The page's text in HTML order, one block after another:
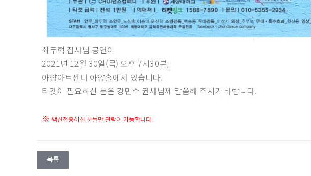
최두혁 집사님 공연이
2021년 12월 30일(목) 오후 7시30분,
아양아트센터 아양홀에서 있습니다.
티켓이 필요하신 분은 강민수 권사님께 말씀해 주시기 바랍니다.
※ 백신접종하신 분들만 관람이 가능합니다.
목록